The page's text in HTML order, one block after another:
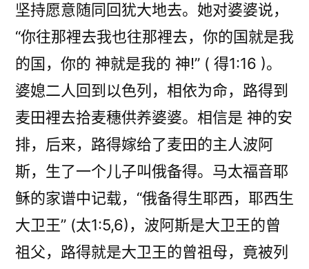
坚持愿意随同回犹大地去。她对婆婆说，
“你往那裡去我也往那裡去，你的国就是我
的国，你的 神就是我的 神!” ( 得1:16 )。
婆媳二人回到以色列，相依为命，路得到
麦田裡去拾麦穗供养婆婆。相信是 神的安
排，后来，路得嫁给了麦田的主人波阿
斯，生了一个儿子叫俄备得。马太福音耶
稣的家谱中记载，“俄备得生耶西，耶西生
大卫王” (太1:5,6)，波阿斯是大卫王的曾
祖父，路得就是大卫王的曾祖母，竟被列